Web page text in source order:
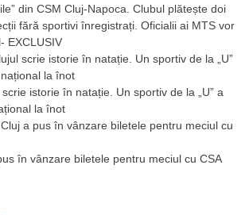
din CSM Cluj-Napoca. Clubul plătește doi
fără sportivi înregistrați. Oficialii ai MTS vor
EXCLUSIV
scrie istorie în natație. Un sportiv de la „U”
la înot
istorie în natație. Un sportiv de la „U” a
la înot
Cluj a pus în vânzare biletele pentru meciul cu
pus în vânzare biletele pentru meciul cu CSA